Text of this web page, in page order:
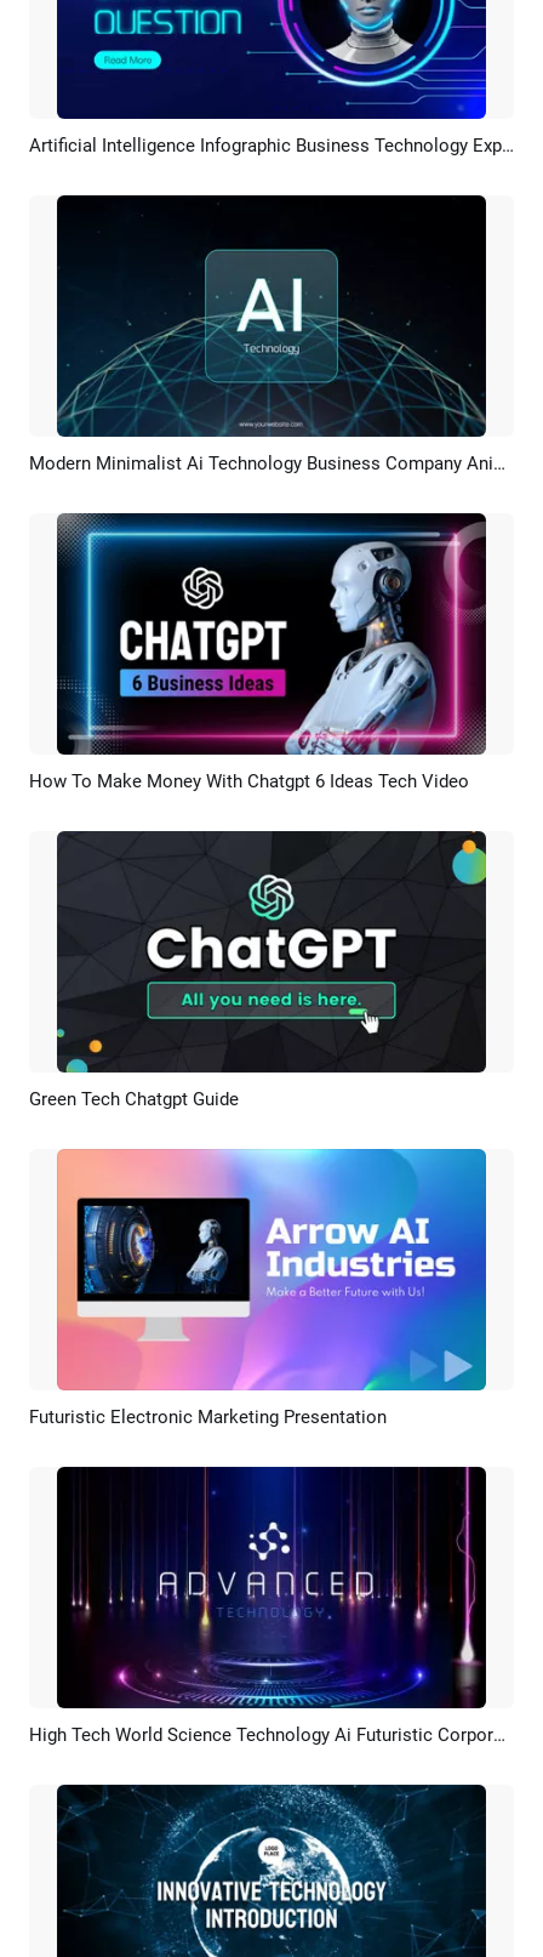
Pratinjau Rekreasi AI Artificial Intelligence Infographic Business Technology Explainer Video
Pratinjau Rekreasi AI Modern Minimalist Ai Technology Business Company Animation Slideshow
Pratinjau Rekreasi AI
How To Make Money With Chatgpt 6 Ideas Tech Video
Pratinjau
Green Tech Chatgpt Guide
Pratinjau Rekreasi AI
Futuristic Electronic Marketing Presentation
Pratinjau Rekreasi AI High Tech World Science Technology Ai Futuristic Corporate Slideshow Opener